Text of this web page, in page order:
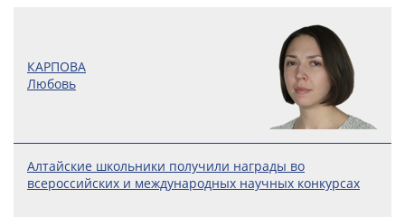
КАРПОВА
Любовь
Алтайские школьники получили награды во
всероссийских и международных научных конкурсах